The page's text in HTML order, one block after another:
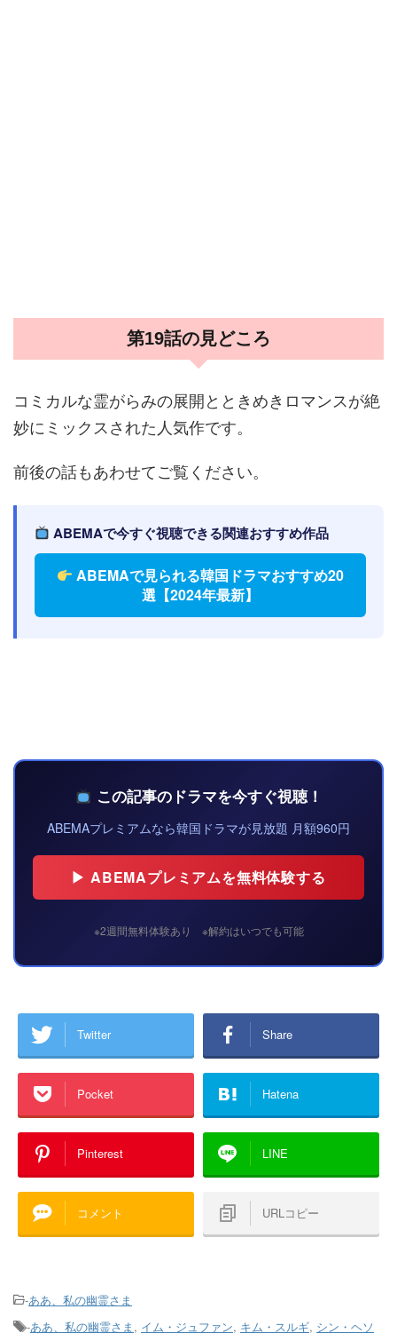
第19話の見どころ
コミカルな霊がらみの展開とときめきロマンスが絶
妙にミックスされた人気作です。
前後の話もあわせてご覧ください。
ABEMAで今すぐ視聴できる関連おすすめ作品
ABEMAで見られる韓国ドラマおすすめ20
選【2024年最新】
この記事のドラマを今すぐ視聴！
ABEMAプレミアムなら韓国ドラマが見放題 月額960円
▶ ABEMAプレミアムを無料体験する
※2週間無料体験あり ※解約はいつでも可能
Twitter Share
Pocket Hatena
Pinterest LINE
コメント URLコピー
-ああ、私の幽霊さま
-ああ、私の幽霊さま , イム・ジュファン, キム・スルギ, シン・ヘソ